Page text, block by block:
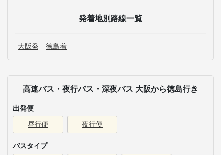
発着地別路線一覧
大阪発 徳島着
高速バス・夜行バス・深夜バス 大阪から徳島行き
出発便
昼行便 夜行便
バスタイプ